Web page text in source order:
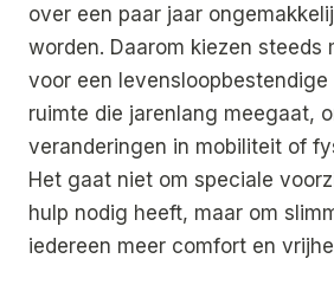
over een paar jaar
worden. Daarom kiezen steeds
voor een levensloopbestendige
ruimte die jarenlang meegaat,
veranderingen in mobiliteit of
Het gaat niet om speciale
hulp nodig heeft, maar om
iedereen meer comfort en